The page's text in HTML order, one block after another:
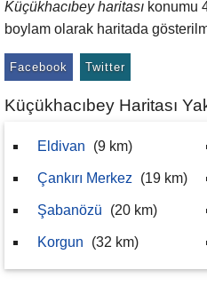
Küçükhacıbey haritası konumu
boylam olarak haritada
Facebook Twitter
Küçükhacıbey Haritası
Eldivan (9 km)
Çankırı Merkez (19 km)
Şabanözü (20 km)
Korgun (32 km)